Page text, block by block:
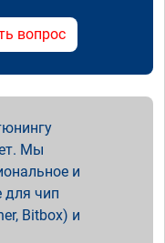
вопрос
Мы
и
для чип
Bitbox) и